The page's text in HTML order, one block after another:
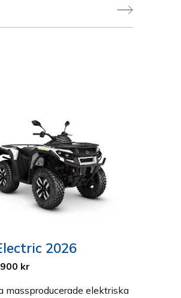
2026
kr
massproducerade elektriska